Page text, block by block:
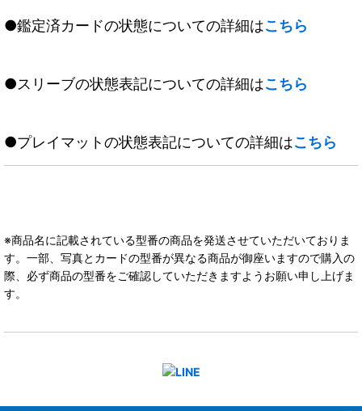
●鑑定済カードの状態についての詳細はこちら
●スリーブの状態表記についての詳細はこちら
●プレイマットの状態表記についての詳細はこちら
※商品名に記載されている型番の商品を発送させていただいておりま
す。一部、写真とカードの型番が異なる商品が御座いますので購入の
際、必ず商品の型番をご確認していただきますようお願い申し上げま
す。